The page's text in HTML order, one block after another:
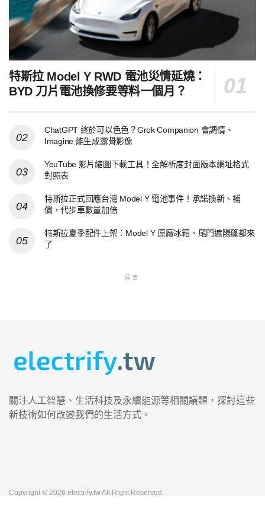
特斯拉 Model Y RWD 電池災情延燒：
BYD 刀片電池換修要等料一個月？
ChatGPT 終於可以色色？Grok Companion 會調情、
Imagine 能生成露骨影像
YouTube 影片縮圖下載工具！全解析度封面版本網址格式
對照表
特斯拉正式回應台灣 Model Y 電池事件！承諾換新、補
償，代步車數量加倍
特斯拉夏季配件上架：Model Y 原廠冰箱、尾門遮陽篷都來
了
廣告
關注人工智慧、生活科技及永續能源等相關議題，探討這些
新技術如何改變我們的生活方式。
Copyright © 2026 electrify.tw All Right Reserved.